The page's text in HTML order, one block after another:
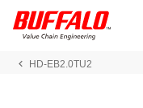
HD-EB2.0TU2